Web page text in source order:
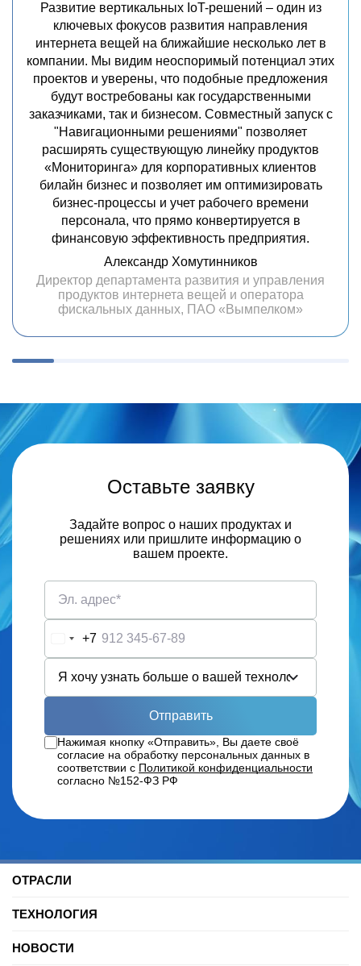
Развитие вертикальных IoT-решений – один из
ключевых фокусов развития направления
интернета вещей на ближайшие несколько лет в
компании. Мы видим неоспоримый потенциал этих
проектов и уверены, что подобные предложения
будут востребованы как государственными
заказчиками, так и бизнесом. Совместный запуск с
"Навигационными решениями" позволяет
расширять существующую линейку продуктов
«Мониторинга» для корпоративных клиентов
билайн бизнес и позволяет им оптимизировать
бизнес-процессы и учет рабочего времени
персонала, что прямо конвертируется в
финансовую эффективность предприятия.
Александр Хомутинников
Директор департамента развития и управления
продуктов интернета вещей и оператора
фискальных данных, ПАО «Вымпелком»
Оставьте заявку
Задайте вопрос о наших продуктах и
решениях или пришлите информацию о
вашем проекте.
Russia
+7
+7
Отправить
Нажимая кнопку «Отправить», Вы даете своё
согласие на обработку персональных данных в
соответствии с Политикой конфиденциальности
согласно №152-ФЗ РФ
ОТРАСЛИ
Торговые центры
Автомобильные услуги
ТЕХНОЛОГИЯ
SDK для Indoor навигации
НОВОСТИ